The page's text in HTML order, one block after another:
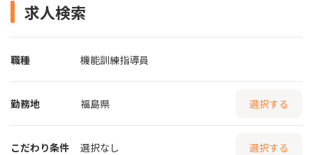
求人検索
職種 機能訓練指導員
勤務地 福島県 選択する
こだわり条件 選択なし 選択する